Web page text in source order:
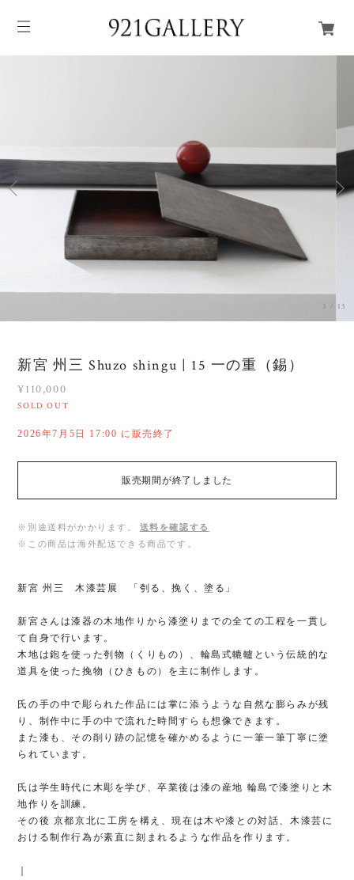
3 / 13
新宮 州三 Shuzo shingu | 15 一の重（錫）
¥110,000
SOLD OUT
2026年7月5日 17:00 に販売終了
販売期間が終了しました
※別途送料がかかります。
送料を確認する
※この商品は海外配送できる商品です。
新宮 州三 木漆芸展 「刳る、挽く、塗る」
新宮さんは漆器の木地作りから漆塗りまでの全ての工程を一貫し
て自身で行います。
木地は鉋を使った刳物（くりもの）、輪島式轆轤という伝統的な
道具を使った挽物（ひきもの）を主に制作します。
氏の手の中で彫られた作品には掌に添うような自然な膨らみが残
り、制作中に手の中で流れた時間すらも想像できます。
また漆も、その削り跡の記憶を確かめるように一筆一筆丁寧に塗
られています。
氏は学生時代に木彫を学び、卒業後は漆の産地 輪島で漆塗りと木
地作りを訓練。
その後 京都京北に工房を構え、現在は木や漆との対話、木漆芸に
おける制作行為が素直に刻まれるような作品を作ります。
｜